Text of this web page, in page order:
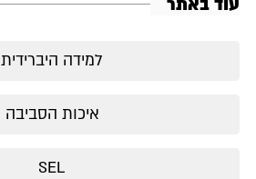
עוד באתר
למידה היברידית
איכות הסביבה
SEL